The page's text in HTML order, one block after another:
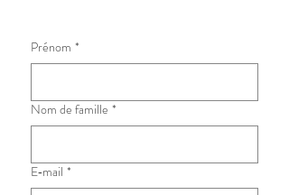
Prénom *
Nom de famille *
E‑mail *